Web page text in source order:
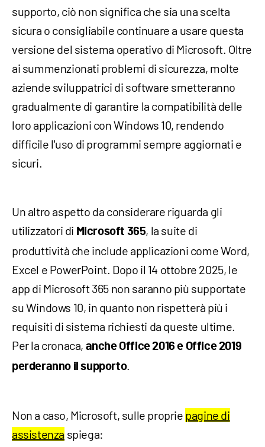
supporto, ciò non significa che sia una scelta
sicura o consigliabile continuare a usare questa
versione del sistema operativo di Microsoft. Oltre
ai summenzionati problemi di sicurezza, molte
aziende sviluppatrici di software smetteranno
gradualmente di garantire la compatibilità delle
loro applicazioni con Windows 10, rendendo
difficile l'uso di programmi sempre aggiornati e
sicuri.
Un altro aspetto da considerare riguarda gli
utilizzatori di Microsoft 365, la suite di
produttività che include applicazioni come Word,
Excel e PowerPoint. Dopo il 14 ottobre 2025, le
app di Microsoft 365 non saranno più supportate
su Windows 10, in quanto non rispetterà più i
requisiti di sistema richiesti da queste ultime.
Per la cronaca, anche Office 2016 e Office 2019
perderanno il supporto.
Non a caso, Microsoft, sulle proprie pagine di
assistenza spiega: